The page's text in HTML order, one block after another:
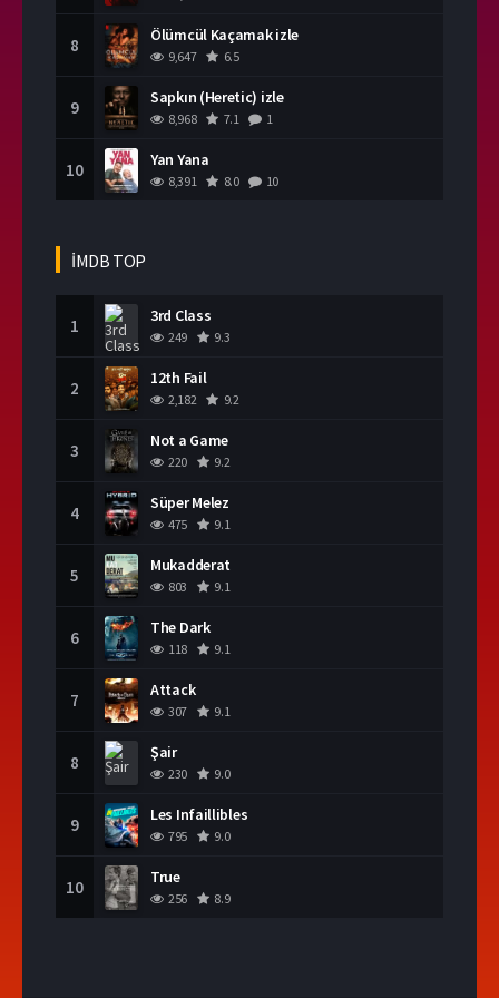
8 Ölümcül Kaçamak izle
9,647 6.5
9 Sapkın (Heretic) izle
8,968 7.1 1
10 Yan Yana
8,391 8.0 10
İMDB TOP
1 3rd Class
249 9.3
2 12th Fail
2,182 9.2
3 Not a Game
220 9.2
4 Süper Melez
475 9.1
5 Mukadderat
803 9.1
6 The Dark
118 9.1
7 Attack
307 9.1
8 Şair
230 9.0
9 Les Infaillibles
795 9.0
10 True
256 8.9